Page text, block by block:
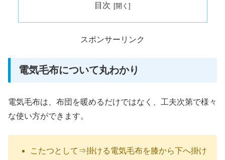
目次
スポンサーリンク
電気毛布について丸わかり
電気毛布は、布団を暖めるだけではなく、工夫次第で様々
な使い方ができます。
こたつとして⇒掛ける電気毛布を膝から下へ掛け